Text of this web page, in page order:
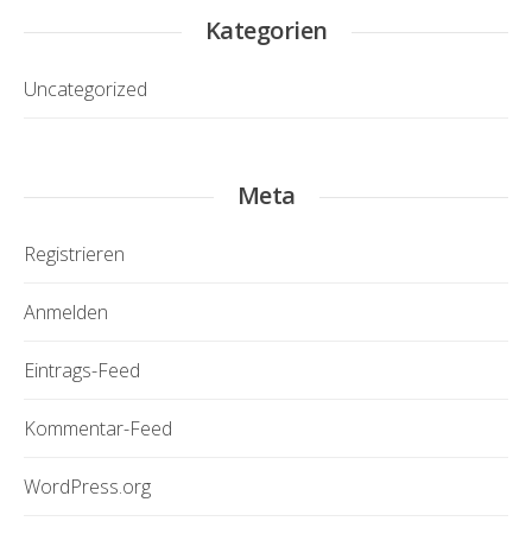
Kategorien
Uncategorized
Meta
Registrieren
Anmelden
Eintrags-Feed
Kommentar-Feed
WordPress.org